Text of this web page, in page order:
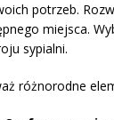
potrzeb.
miejsca.
sypialni.
różnorodne